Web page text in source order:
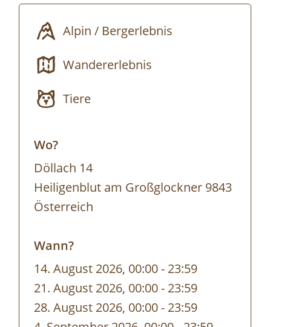
Alpin / Bergerlebnis
Wandererlebnis
Tiere
Wo?
Döllach 14
Heiligenblut am Großglockner 9843
Österreich
Wann?
14. August 2026, 00:00- bis
23:59
21. August 2026, 00:00- bis
23:59
28. August 2026, 00:00- bis
23:59